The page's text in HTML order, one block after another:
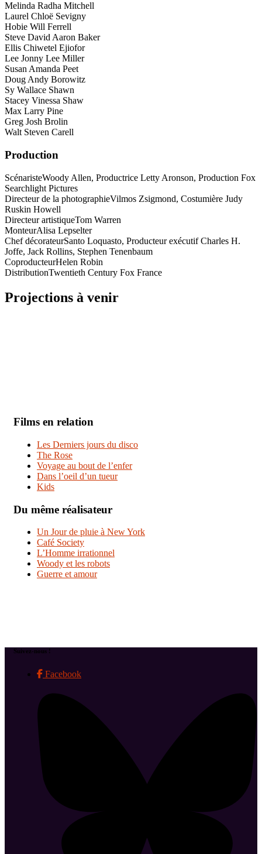
Melinda Radha Mitchell
Laurel Chloë Sevigny
Hobie Will Ferrell
Steve David Aaron Baker
Ellis Chiwetel Ejiofor
Lee Jonny Lee Miller
Susan Amanda Peet
Doug Andy Borowitz
Sy Wallace Shawn
Stacey Vinessa Shaw
Max Larry Pine
Greg Josh Brolin
Walt Steven Carell
Production
ScénaristeWoody Allen, Productrice Letty Aronson, Production Fox
Searchlight Pictures
Directeur de la photographieVilmos Zsigmond, Costumière Judy
Ruskin Howell
Directeur artistiqueTom Warren
MonteurAlisa Lepselter
Chef décorateurSanto Loquasto, Producteur exécutif Charles H.
Joffe, Jack Rollins, Stephen Tenenbaum
CoproducteurHelen Robin
DistributionTwentieth Century Fox France
Projections à venir
Films en relation
Les Derniers jours du disco
The Rose
Voyage au bout de l’enfer
Dans l’oeil d’un tueur
Kids
Du même réalisateur
Un Jour de pluie à New York
Café Society
L’Homme irrationnel
Woody et les robots
Guerre et amour
Suivez-nous !
Facebook